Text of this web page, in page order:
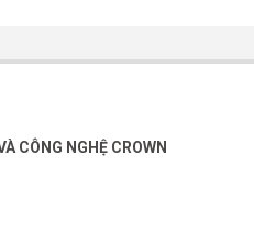
CÔNG NGHỆ CROWN